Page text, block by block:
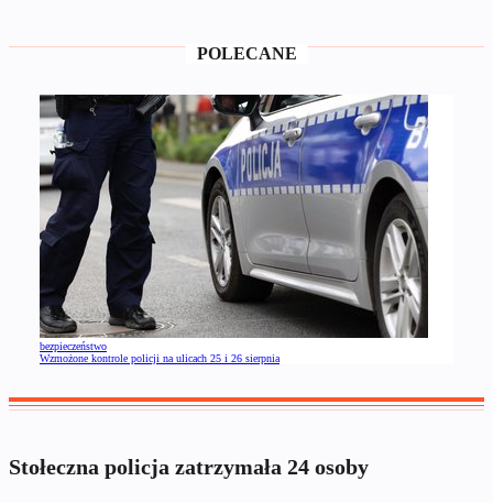
POLECANE
bezpieczeństwo
Wzmożone kontrole policji na ulicach 25 i 26 sierpnia
Stołeczna policja zatrzymała 24 osoby